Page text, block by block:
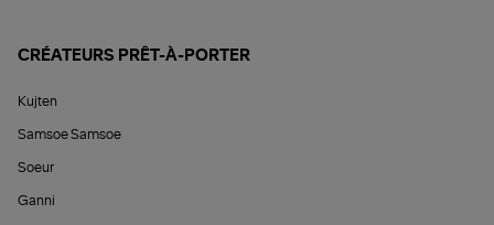
CRÉATEURS PRÊT-À-PORTER
Kujten
Samsoe Samsoe
Soeur
Ganni